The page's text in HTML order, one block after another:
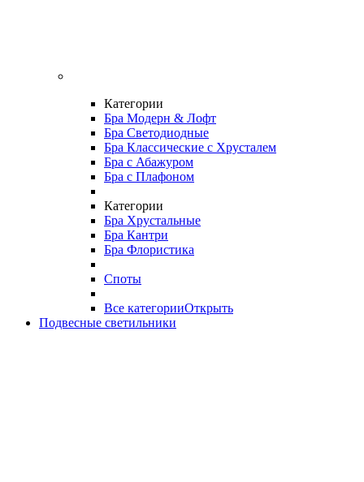
Категории
Бра Модерн & Лофт
Бра Светодиодные
Бра Классические с Хрусталем
Бра с Абажуром
Бра с Плафоном
Категории
Бра Хрустальные
Бра Кантри
Бра Флористика
Споты
Все категорииОткрыть
Подвесные светильники